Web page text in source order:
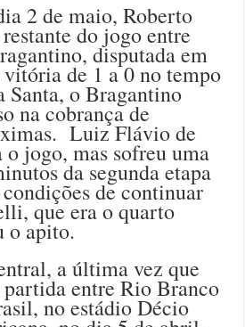
2 de maio, Roberto
do jogo entre
disputada em
de 1 a 0 no tempo
Santa, o Bragantino
na cobrança de
Luiz Flávio de
jogo, mas sofreu uma
da segunda etapa
de continuar
que era o quarto
o apito.
a última vez que
entre Rio Branco
no estádio Décio